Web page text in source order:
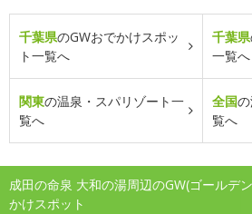
千葉県のGWおでかけスポッ
ト一覧へ
千葉県
一覧へ
関東の温泉・スパリゾート一
覧へ
全国
覧へ
成田の命泉 大和の湯周辺のGW(ゴールデ
かけスポット